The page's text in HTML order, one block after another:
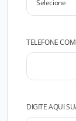
TELEFONE
DIGITE AQUI